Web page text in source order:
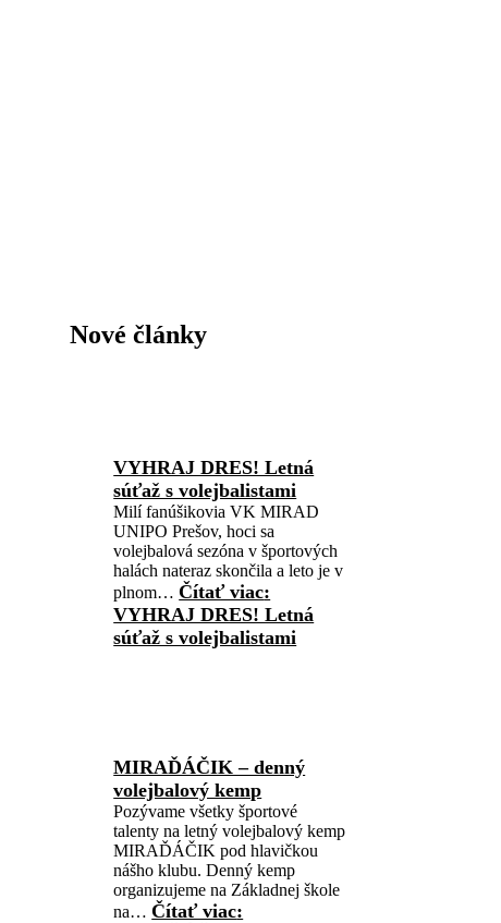
Nové články
VYHRAJ DRES! Letná
súťaž s volejbalistami
Milí fanúšikovia VK MIRAD
UNIPO Prešov, hoci sa
volejbalová sezóna v športových
halách nateraz skončila a leto je v
plnom…Čítať viac:
VYHRAJ DRES! Letná
súťaž s volejbalistami
MIRAĎÁČIK – denný
volejbalový kemp
Pozývame všetky športové
talenty na letný volejbalový kemp
MIRAĎÁČIK pod hlavičkou
nášho klubu. Denný kemp
organizujeme na Základnej škole
na…Čítať viac: